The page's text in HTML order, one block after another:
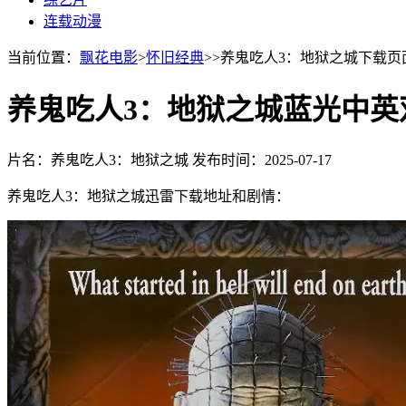
连载动漫
当前位置： 飘花电影>怀旧经典>>养鬼吃人3：地狱之城下载页
养鬼吃人3：地狱之城蓝光中
片名：养鬼吃人3：地狱之城 发布时间：2025-07-17
养鬼吃人3：地狱之城迅雷下载地址和剧情：